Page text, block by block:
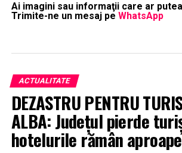
Ai imagini sau informaţii care ar
Trimite-ne un mesaj pe WhatsApp
ACTUALITATE
DEZASTRU PENTRU
ALBA: Județul pierde
hotelurile rămân